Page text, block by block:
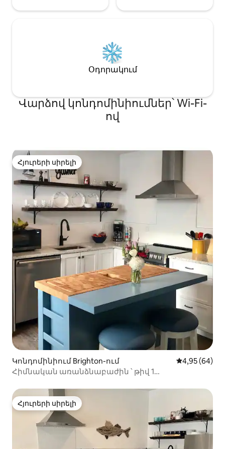
Օդորակում
Վարձով կոնդոմինիումներ՝ Wi-Fi-
ով
Հյուրերի սիրելի
Հյուրերի սիրելի
Կոնդոմինիում Brighton-ում Միջին
4,95 (64)
Հիմնական առանձնաբաժին ՝ թիվ 1
Հյուրերի սիրելի
Հյուրերի սիրելի